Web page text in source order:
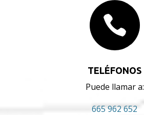

TELÉFONOS
Puede llamar a:
665 962 652